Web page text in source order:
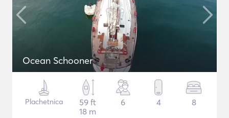
Ocean Schooner
Plachetnica
59 ft
18 m
6 4 8